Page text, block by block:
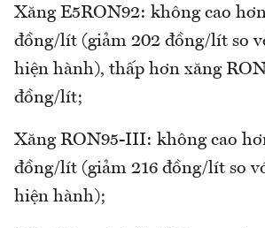
Xăng E5RON92: không cao
đồng/lít (giảm 202 đồng/lít so
hiện hành), thấp hơn xăng
đồng/lít;
Xăng RON95-III: không cao
đồng/lít (giảm 216 đồng/lít so
hiện hành);